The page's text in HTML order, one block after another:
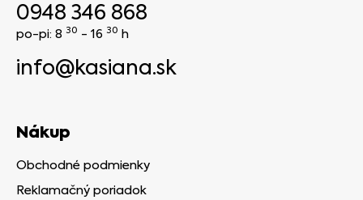
0948 346 868
po-pi: 8 30 - 16 30 h
info@kasiana.sk
Nákup
Obchodné podmienky
Reklamačný poriadok